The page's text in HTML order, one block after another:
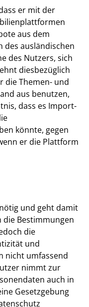
er mit der
aus dem
des ausländischen
des Nutzers, sich
diesbezüglich
die Themen- und
aus benutzen,
dass es Import-
könnte, gegen
er die Plattform
und geht damit
die Bestimmungen
die
und
nicht umfassend
nimmt zur
auch in
Gesetzgebung